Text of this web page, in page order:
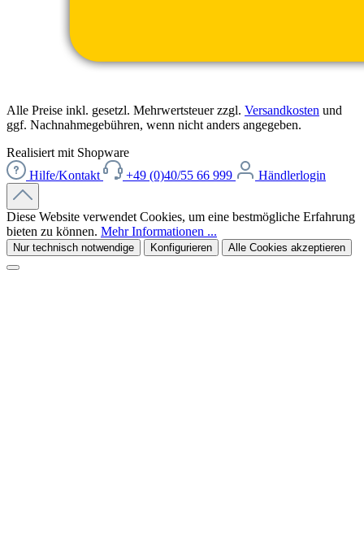
Alle Preise inkl. gesetzl. Mehrwertsteuer zzgl. Versandkosten und
ggf. Nachnahmegebühren, wenn nicht anders angegeben.
Realisiert mit Shopware
Hilfe/Kontakt
+49 (0)40/55 66 999 Händlerlogin
Diese Website verwendet Cookies, um eine bestmögliche Erfahrung
bieten zu können. Mehr Informationen ...
Nur technisch notwendige Konfigurieren Alle Cookies akzeptieren